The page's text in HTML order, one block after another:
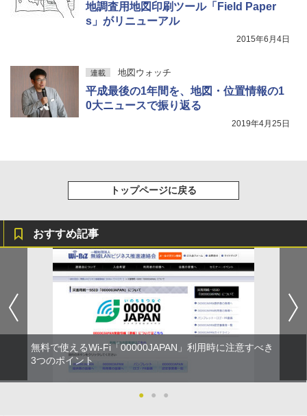
地調査用地図印刷ツール「Field Paper
s」がリニューアル
2015年6月4日
連載 地図ウォッチ
平成最後の1年間を、地図・位置情報の1
0大ニュースで振り返る
2019年4月25日
トップページに戻る
おすすめ記事
無料で使えるWi-Fi「00000JAPAN」利用時に注意すべき
3つのポイント
● ● ●